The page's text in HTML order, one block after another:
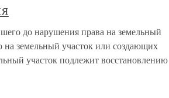
до нарушения права на земельный
земельный участок или создающих
участок подлежит восстановлению